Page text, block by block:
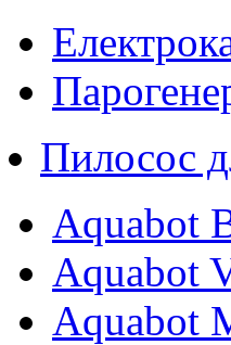
Пилосос
Aquabot
Aquabot
Aquabot